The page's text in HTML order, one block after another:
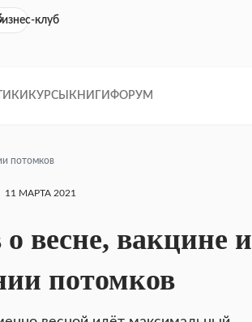
клуб
КУРСЫ КНИГИ ФОРУМ
потомков
11 МАРТА 2021
весне, вакцине и
потомков